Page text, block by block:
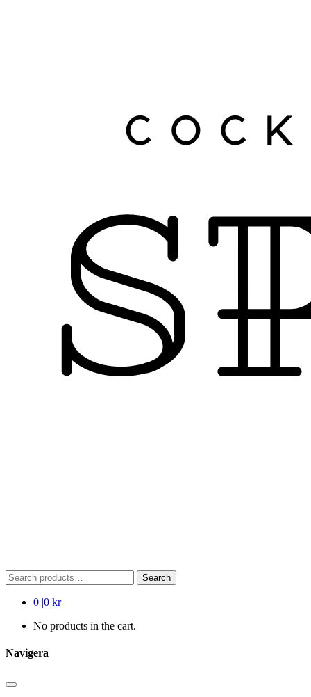
Search
for:
Search
0 |0 kr
No products in the cart.
Navigera